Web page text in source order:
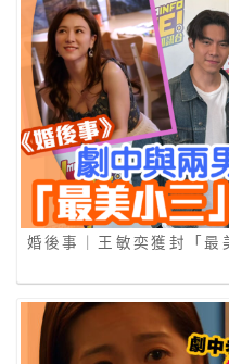
婚後事｜王敏奕獲封「